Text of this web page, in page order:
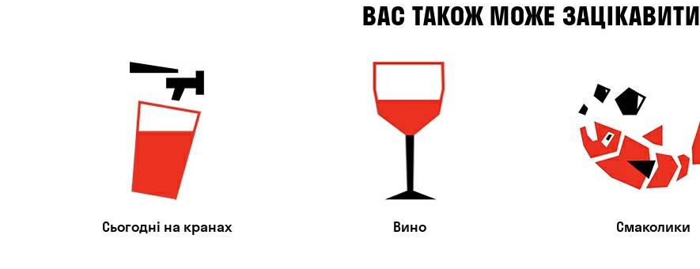
ВАС ТАКОЖ МОЖЕ ЗАЦІКАВИТИ
Сьогодні на кранах Вино Смаколики